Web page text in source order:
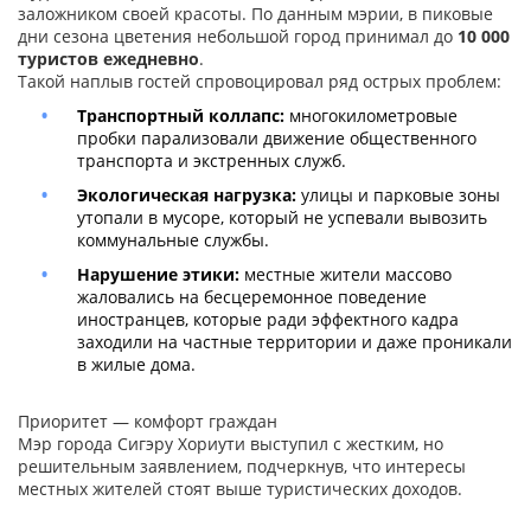
заложником своей красоты. По данным мэрии, в пиковые
дни сезона цветения небольшой город принимал до 10 000
туристов ежедневно.
Такой наплыв гостей спровоцировал ряд острых проблем:
Транспортный коллапс: многокилометровые
пробки парализовали движение общественного
транспорта и экстренных служб.
Экологическая нагрузка: улицы и парковые зоны
утопали в мусоре, который не успевали вывозить
коммунальные службы.
Нарушение этики: местные жители массово
жаловались на бесцеремонное поведение
иностранцев, которые ради эффектного кадра
заходили на частные территории и даже проникали
в жилые дома.
Приоритет — комфорт граждан
Мэр города Сигэру Хориути выступил с жестким, но
решительным заявлением, подчеркнув, что интересы
местных жителей стоят выше туристических доходов.